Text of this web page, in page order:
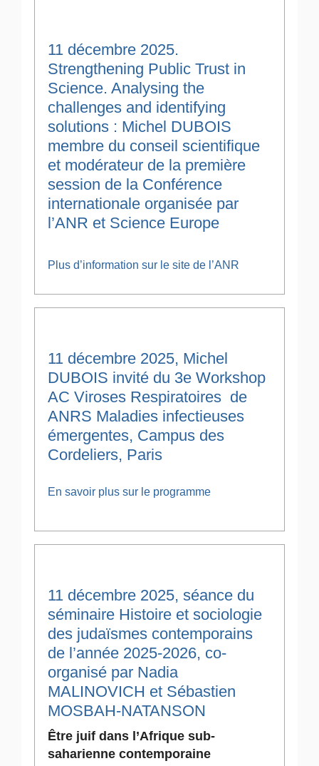
11 décembre 2025.
Strengthening Public Trust in
Science. Analysing the
challenges and identifying
solutions : Michel DUBOIS
membre du conseil scientifique
et modérateur de la première
session de la Conférence
internationale organisée par
l’ANR et Science Europe
Plus d’information sur le site de l’ANR
11 décembre 2025, Michel
DUBOIS invité du 3e Workshop
AC Viroses Respiratoires de
ANRS Maladies infectieuses
émergentes, Campus des
Cordeliers, Paris
En savoir plus sur le programme
11 décembre 2025, séance du
séminaire Histoire et sociologie
des judaïsmes contemporains
de l’année 2025-2026, co-
organisé par Nadia
MALINOVICH et Sébastien
MOSBAH-NATANSON
Être juif dans l’Afrique sub-
saharienne contemporaine